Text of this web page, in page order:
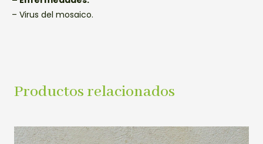
– Virus del mosaico.
Productos relacionados